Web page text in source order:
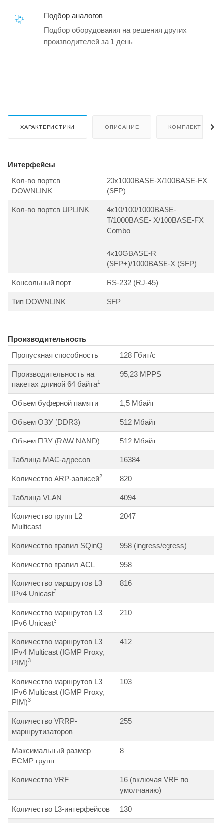
Подбор аналогов
Подбор оборудования на решения других
производителей за 1 день
ХАРАКТЕРИСТИКИ ОПИСАНИЕ КОМПЛЕКТ
Интерфейсы
Кол-во портов
DOWNLINK
20х1000BASE-X/100BASE-FX
(SFP)
Кол-во портов UPLINK
4х10/100/1000BASE-
T/1000BASE- X/100BASE-FX
Combo
4х10GBASE-R
(SFP+)/1000BASE-X (SFP)
Консольный порт RS-232 (RJ-45)
Тип DOWNLINK SFP
Производительность
Пропускная способность
128 Гбит/с
Производительность на
пакетах длиной 64 байта1
95,23 MPPS
Объем буферной памяти 1,5 Мбайт
Объем ОЗУ (DDR3) 512 Мбайт
Объем ПЗУ (RAW NAND) 512 Мбайт
Таблица MAC-адресов 16384
Количество ARP-записей2 820
Таблица VLAN 4094
Количество групп L2
Multicast
2047
Количество правил SQinQ 958 (ingress/egress)
Количество правил ACL 958
Количество маршрутов L3
IPv4 Unicast3
816
Количество маршрутов L3
IPv6 Unicast3
210
Количество маршрутов L3
IPv4 Multicast (IGMP Proxy,
PIM)3
412
Количество маршрутов L3
IPv6 Multicast (IGMP Proxy,
PIM)3
103
Количество VRRP-
маршрутизаторов
255
Максимальный размер
ECMP групп
8
Количество VRF
16 (включая VRF по
умолчанию)
Количество L3-интерфейсов 130